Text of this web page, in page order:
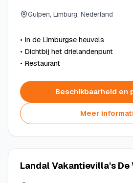
Gulpen, Limburg, Nederland
• In de Limburgse heuvels
• Dichtbij het drielandenpunt
• Restaurant
Beschikbaarheid en
Meer
Landal Vakantievilla's De